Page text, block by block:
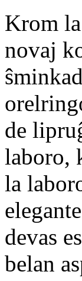
Krom
novaj
de
laboro,
la
devas
belan